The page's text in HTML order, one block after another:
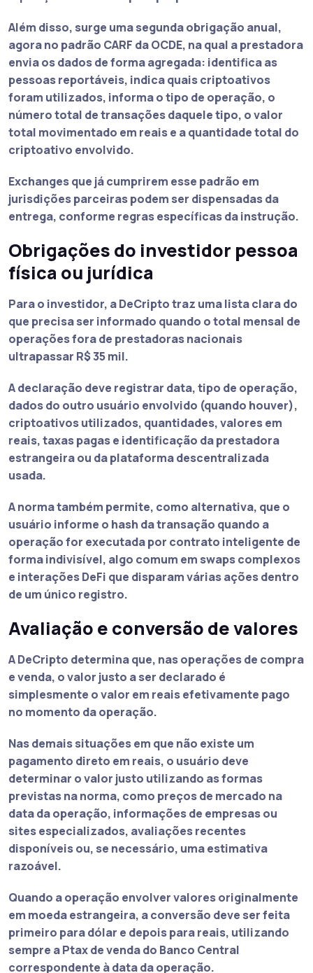
Além disso, surge uma segunda obrigação anual,
agora no padrão CARF da OCDE, na qual a prestadora
envia os dados de forma agregada: identifica as
pessoas reportáveis, indica quais criptoativos
foram utilizados, informa o tipo de operação, o
número total de transações daquele tipo, o valor
total movimentado em reais e a quantidade total do
criptoativo envolvido.
Exchanges que já cumprirem esse padrão em
jurisdições parceiras podem ser dispensadas da
entrega, conforme regras específicas da instrução.
Obrigações do investidor pessoa
física ou jurídica
Para o investidor, a DeCripto traz uma lista clara do
que precisa ser informado quando o total mensal de
operações fora de prestadoras nacionais
ultrapassar R$ 35 mil.
A declaração deve registrar data, tipo de operação,
dados do outro usuário envolvido (quando houver),
criptoativos utilizados, quantidades, valores em
reais, taxas pagas e identificação da prestadora
estrangeira ou da plataforma descentralizada
usada.
A norma também permite, como alternativa, que o
usuário informe o hash da transação quando a
operação for executada por contrato inteligente de
forma indivisível, algo comum em swaps complexos
e interações DeFi que disparam várias ações dentro
de um único registro.
Avaliação e conversão de valores
A DeCripto determina que, nas operações de compra
e venda, o valor justo a ser declarado é
simplesmente o valor em reais efetivamente pago
no momento da operação.
Nas demais situações em que não existe um
pagamento direto em reais, o usuário deve
determinar o valor justo utilizando as formas
previstas na norma, como preços de mercado na
data da operação, informações de empresas ou
sites especializados, avaliações recentes
disponíveis ou, se necessário, uma estimativa
razoável.
Quando a operação envolver valores originalmente
em moeda estrangeira, a conversão deve ser feita
primeiro para dólar e depois para reais, utilizando
sempre a Ptax de venda do Banco Central
correspondente à data da operação.